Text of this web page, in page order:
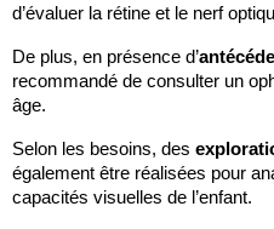
d’évaluer la rétine et le nerf
De plus, en présence d’
recommandé de consulter un
âge.
Selon les besoins, des
également être réalisées pour
capacités visuelles de l’enfant.